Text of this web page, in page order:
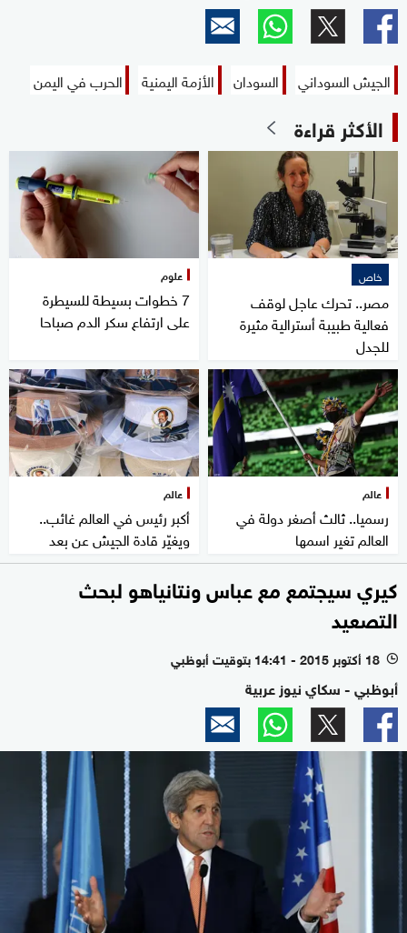
الجيش السوداني السودان الأزمة اليمنية الحرب في اليمن
الأكثر قراءة
خاص
مصر.. تحرك عاجل لوقف
فعالية طبيبة أسترالية مثيرة
للجدل
علوم
7 خطوات بسيطة للسيطرة
على ارتفاع سكر الدم صباحا
عالم
رسميا.. ثالث أصغر دولة في
العالم تغير اسمها
عالم
أكبر رئيس في العالم غائب..
ويغيّر قادة الجيش عن بعد
كيري سيجتمع مع عباس ونتانياهو لبحث
التصعيد
l 18 أكتوبر 2015 - 14:41 بتوقيت أبوظبي
أبوظبي - سكاي نيوز عربية